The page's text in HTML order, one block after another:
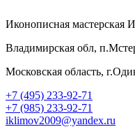
Иконописная мастерская
Владимирская обл,
Московская область,
+7 (495) 233-92-71
+7 (985) 233-92-71
iklimov2009@yandex.ru